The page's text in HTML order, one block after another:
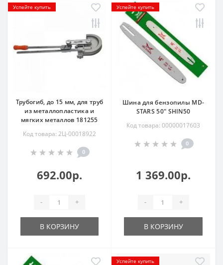
Успейте купить
Трубогиб, до 15 мм, для труб
из металлопластика и
мягких металлов 181255
Код товара: 2Ц-00018922
0
692.00р.
- +
В КОРЗИНУ
Успейте купить
Шина для бензопилы MD-
STARS 50" SHIN50
Код товара: 00000017603
0
1 369.00р.
- +
В КОРЗИНУ
Успейте купить